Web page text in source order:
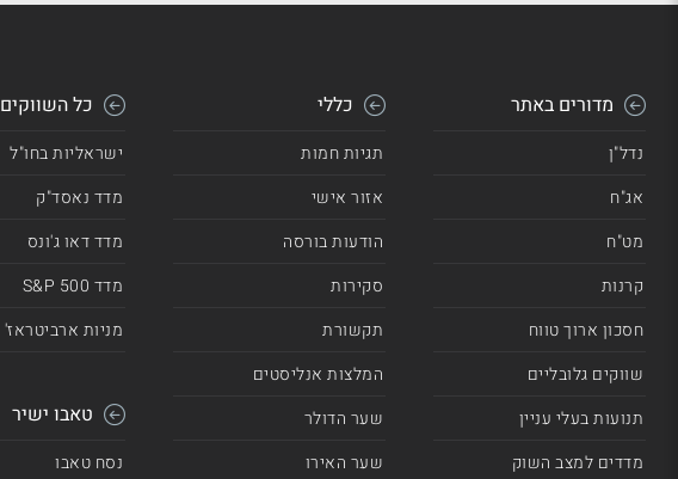
מדורים באתר
נדל"ן
אג"ח
מט"ח
קרנות
חסכון ארוך טווח
שווקים גלובליים
תנועות בעלי עניין
מדדים למצב השוק
כללי
תגיות חמות
אזור אישי
הודעות בורסה
סקירות
תקשורת
המלצות אנליסטים
שער הדולר
שער האירו
כל השווקים
ישראליות בחו"ל
מדד נאסד"ק
מדד דאו ג'ונס
מדד 500 S&P
מניות ארביטראז'
טאבו ישיר
נסח טאבו